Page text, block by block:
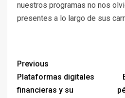
nuestros programas no nos
presentes a lo largo de sus
Previous
Plataformas digitales
financieras y su